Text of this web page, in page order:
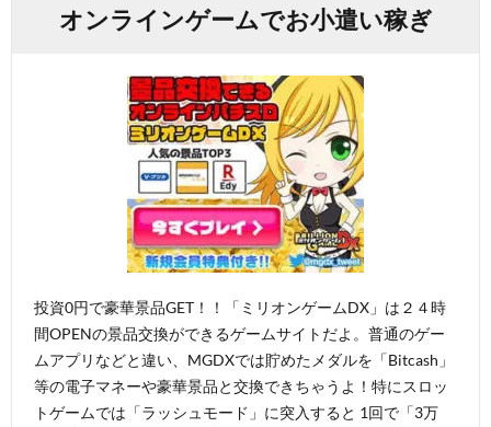
オンラインゲームでお小遣い稼ぎ
投資0円で豪華景品GET！！「ミリオンゲームDX」は２４時
間OPENの景品交換ができるゲームサイトだよ。普通のゲー
ムアプリなどと違い、MGDXでは貯めたメダルを「Bitcash」
等の電子マネーや豪華景品と交換できちゃうよ！特にスロッ
トゲームでは「ラッシュモード」に突入すると 1回で「3万